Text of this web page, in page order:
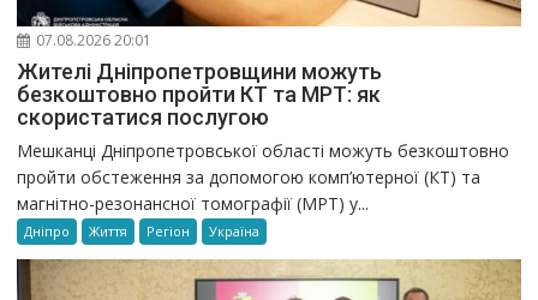
07.08.2026 20:01
Жителі Дніпропетровщини можуть
безкоштовно пройти КТ та МРТ: як
скористатися послугою
Мешканці Дніпропетровської області можуть безкоштовно
пройти обстеження за допомогою комп’ютерної (КТ) та
магнітно-резонансної томографії (МРТ) у...
Дніпро Життя Регіон Україна